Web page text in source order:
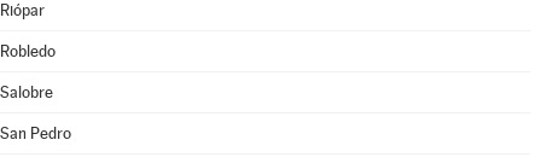
Riópar
Robledo
Salobre
San Pedro